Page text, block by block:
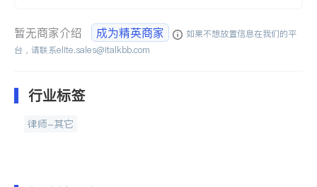
暂无商家介绍 成为精英商家
如果不想放置信息在我们的平
台，请联系elite.sales@italkbb.com
行业标签
律师-其它